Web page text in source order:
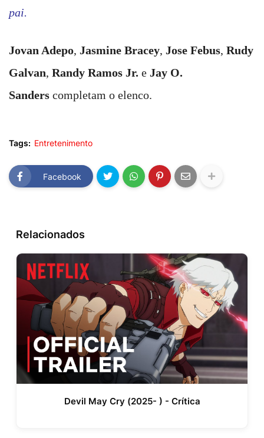
pai.
Jovan Adepo, Jasmine Bracey, Jose Febus, Rudy
Galvan, Randy Ramos Jr. e Jay O.
Sanders completam o elenco.
Tags: Entretenimento
Facebook
Relacionados
Devil May Cry (2025- ) - Crítica